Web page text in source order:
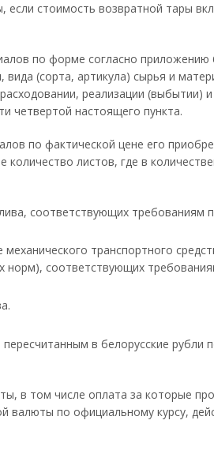
стоимость возвратной тары
по форме согласно приложению
(сорта, артикула) сырья и
реализации (выбытии)
четвертой настоящего пункта.
по фактической цене его
листов, где в
соответствующих требованиям
транспортного
норм), соответствующих
в белорусские рубли
в том числе оплата за которые
валюты по официальному курсу,